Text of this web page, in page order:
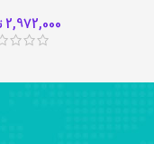
2,972,000